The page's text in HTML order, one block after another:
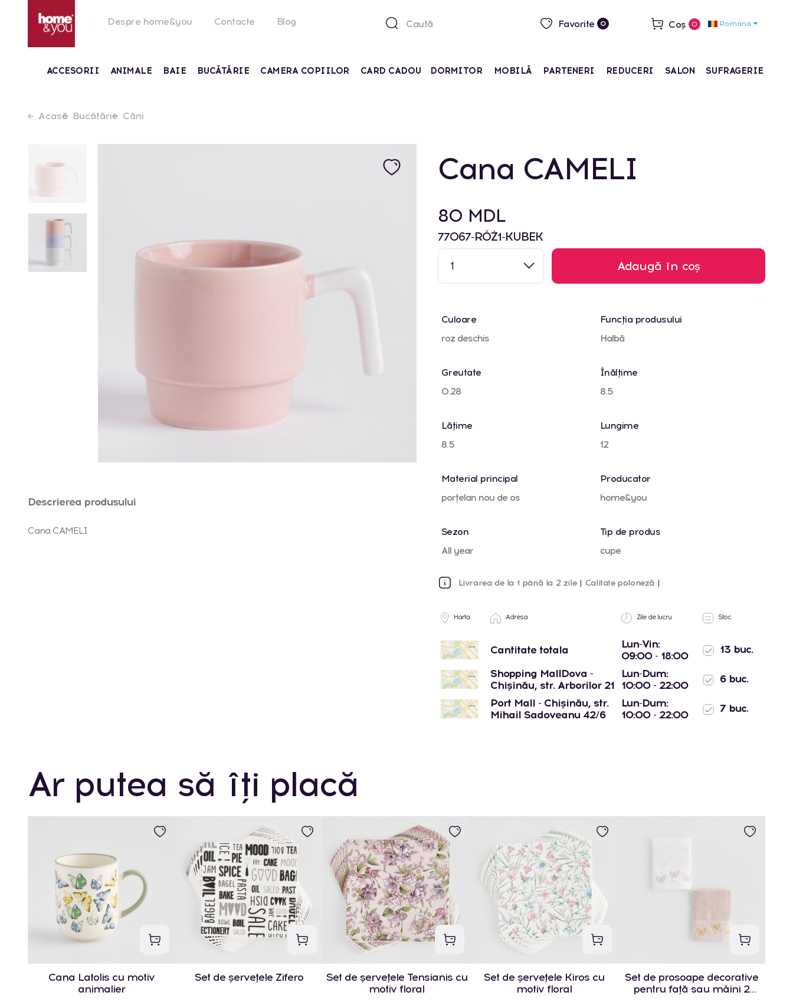
Despre home&you Contacte Blog Favorite 0 Coș 0 Romana
ACCESORII ANIMALE BAIE BUCĂTĂRIE CAMERA COPIILOR CARD CADOU DORMITOR MOBILĂ PARTENERI REDUCERI SALON SUFRAGERIE
Acasă Bucătărie Căni
Descrierea produsului
Cana CAMELI
Cana CAMELI
80 MDL
77067-RÓŻ1-KUBEK
1 Adaugă în coș
Culoare
roz deschis
Funcția produsului
Halbă
Greutate
0.28
Înălțime
8.5
Lățime
8.5
Lungime
12
Material principal
porțelan nou de os
Producator
home&you
Sezon
All year
Tip de produs
cupe
Livrarea de la 1 până la 2 zile Calitate poloneză
Harta Adresa Zile de lucru Stoc
Cantitate totala
Lun-Vin:
09:00 - 18:00
13 buc.
Shopping MallDova -
Chișinău, str. Arborilor 21
Lun-Dum:
10:00 - 22:00
6 buc.
Port Mall - Chișinău, str.
Mihail Sadoveanu 42/6
Lun-Dum:
10:00 - 22:00
7 buc.
Ar putea să îți placă
Cana Latolis cu motiv
animalier
Set de șervețele Zifero
Set de șervețele Tensianis cu
motiv floral
Set de șervețele Kiros cu
motiv floral
Set de prosoape decorative
pentru față sau mâini 2